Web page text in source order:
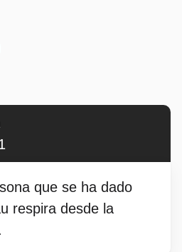
que se ha dado
respira desde la